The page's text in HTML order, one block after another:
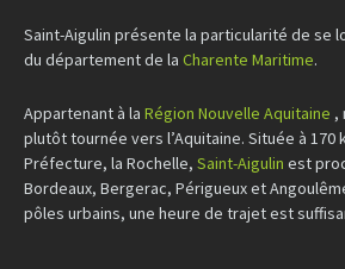
Saint-Aigulin présente la particularité de se
du département de la Charente Maritime.
Appartenant à la Région Nouvelle Aquitaine ,
plutôt tournée vers l’Aquitaine. Située à 170
Préfecture, la Rochelle, Saint-Aigulin est
Bordeaux, Bergerac, Périgueux et
pôles urbains, une heure de trajet est